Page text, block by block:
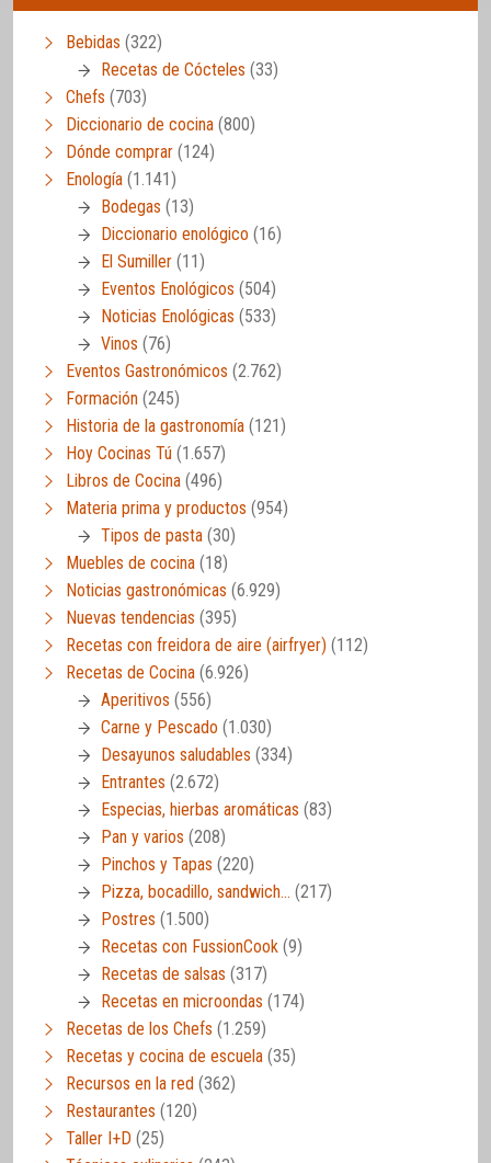
Bebidas (322)
Recetas de Cócteles (33)
Chefs (703)
Diccionario de cocina (800)
Dónde comprar (124)
Enología (1.141)
Bodegas (13)
Diccionario enológico (16)
El Sumiller (11)
Eventos Enológicos (504)
Noticias Enológicas (533)
Vinos (76)
Eventos Gastronómicos (2.762)
Formación (245)
Historia de la gastronomía (121)
Hoy Cocinas Tú (1.657)
Libros de Cocina (496)
Materia prima y productos (954)
Tipos de pasta (30)
Muebles de cocina (18)
Noticias gastronómicas (6.929)
Nuevas tendencias (395)
Recetas con freidora de aire (airfryer) (112)
Recetas de Cocina (6.926)
Aperitivos (556)
Carne y Pescado (1.030)
Desayunos saludables (334)
Entrantes (2.672)
Especias, hierbas aromáticas (83)
Pan y varios (208)
Pinchos y Tapas (220)
Pizza, bocadillo, sandwich… (217)
Postres (1.500)
Recetas con FussionCook (9)
Recetas de salsas (317)
Recetas en microondas (174)
Recetas de los Chefs (1.259)
Recetas y cocina de escuela (35)
Recursos en la red (362)
Restaurantes (120)
Taller I+D (25)